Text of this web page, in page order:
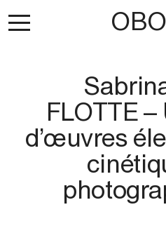
FLOTTE
d’œuvres